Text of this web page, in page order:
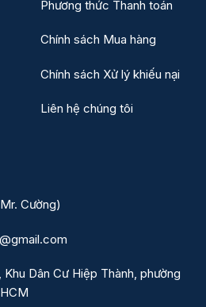
Phương thức Thanh toán
Chính sách Mua hàng
Chính sách Xử lý khiếu nại
Liên hệ chúng tôi
Cường)
Dân Cư Hiệp Thành, phường